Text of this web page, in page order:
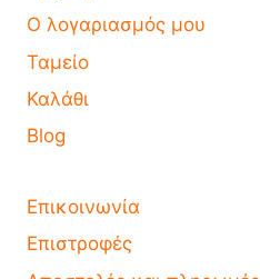
Ο λογαριασμός μου
Ταμείο
Καλάθι
Blog
Επικοινωνία
Επιστροφές